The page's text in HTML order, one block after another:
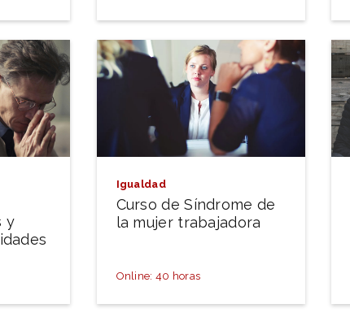
y
Igualdad
Curso de Síndrome de
la mujer trabajadora
Online: 40 horas